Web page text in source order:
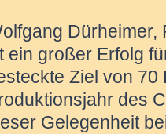
Dürheimer,
ein großer Erfolg
Ziel von
des
Gelegenheit